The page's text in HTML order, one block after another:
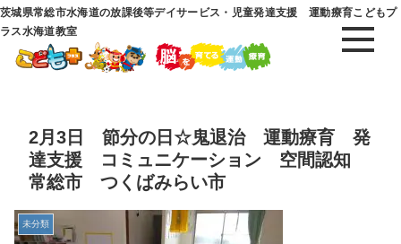
茨城県常総市水海道の放課後等デイサービス・児童発達支援 運動療育こどもプ
ラス水海道教室
2月3日 節分の日☆鬼退治 運動療育 発
達支援 コミュニケーション 空間認知
常総市 つくばみらい市
未分類